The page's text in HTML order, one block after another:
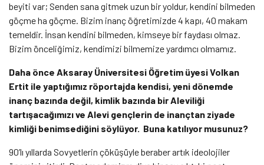
beyiti var; Senden sana gitmek uzun bir yoldur, kendini bilmeden
göçme ha göçme. Bizim inanç öğretimizde 4 kapı, 40 makam
temeldir. İnsan kendini bilmeden, kimseye bir faydası olmaz.
Bizim önceliğimiz, kendimizi bilmemize yardımcı olmamız.
Daha önce Aksaray Üniversitesi Öğretim üyesi Volkan
Ertit ile yaptığımız röportajda kendisi, yeni dönemde
inanç bazında değil, kimlik bazında bir Aleviliği
tartışacağımızı ve Alevi gençlerin de inançtan ziyade
kimliği benimsediğini söylüyor. Buna katılıyor musunuz?
90’lı yıllarda Sovyetlerin çöküşüyle beraber artık ideolojiler